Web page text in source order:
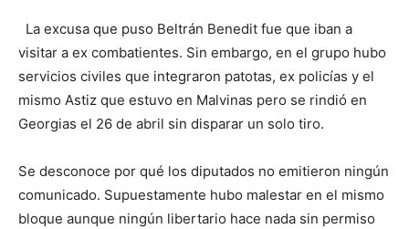
La excusa que puso Beltrán Benedit fue que iban a
visitar a ex combatientes. Sin embargo, en el grupo hubo
servicios civiles que integraron patotas, ex policías y el
mismo Astiz que estuvo en Malvinas pero se rindió en
Georgias el 26 de abril sin disparar un solo tiro.
Se desconoce por qué los diputados no emitieron ningún
comunicado. Supuestamente hubo malestar en el mismo
bloque aunque ningún libertario hace nada sin permiso